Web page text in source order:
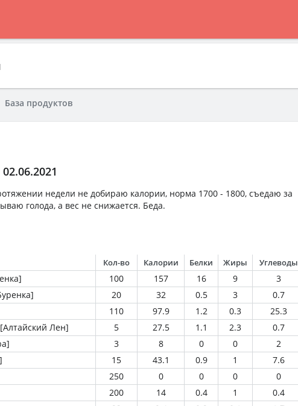
База продуктов
недели не добираю калории, норма 1700 - 1800, съедаю за
голода, а вес не снижается. Беда.
Кол-во Калории Белки Жиры Углеводы
100 157 16 9
3
20 32 0.5 3
0.7
110 97.9 1.2 0.3
25.3
Лен]
5 27.5 1.1 2.3
0.7
3 8 0 0
2
15 43.1 0.9 1
7.6
250 0 0 0
0
200 14 0.4 1
0.4